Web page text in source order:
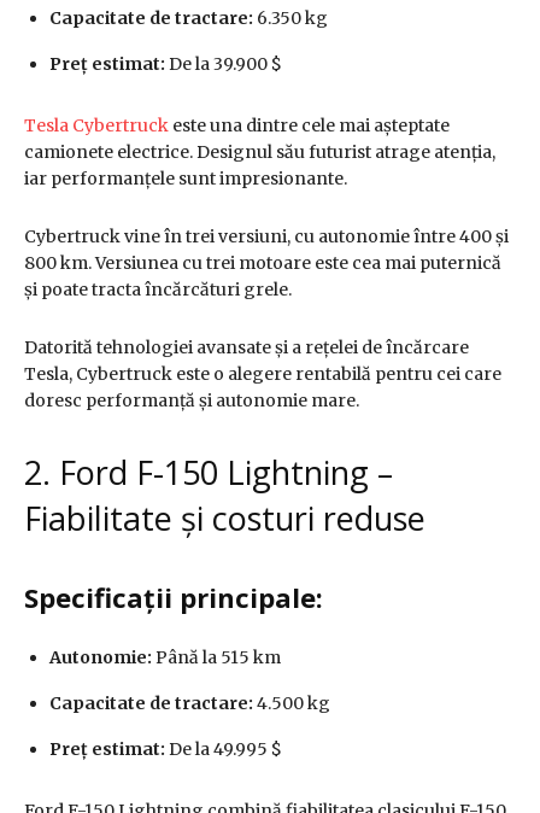
Capacitate de tractare: 6.350 kg
Preț estimat: De la 39.900 $
Tesla Cybertruck este una dintre cele mai așteptate
camionete electrice. Designul său futurist atrage atenția,
iar performanțele sunt impresionante.
Cybertruck vine în trei versiuni, cu autonomie între 400 și
800 km. Versiunea cu trei motoare este cea mai puternică
și poate tracta încărcături grele.
Datorită tehnologiei avansate și a rețelei de încărcare
Tesla, Cybertruck este o alegere rentabilă pentru cei care
doresc performanță și autonomie mare.
2. Ford F-150 Lightning –
Fiabilitate și costuri reduse
Specificații principale:
Autonomie: Până la 515 km
Capacitate de tractare: 4.500 kg
Preț estimat: De la 49.995 $